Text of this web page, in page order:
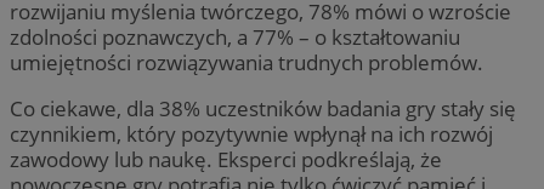
rozwijaniu myślenia twórczego, 78% mówi o wzroście
zdolności poznawczych, a 77% – o kształtowaniu
umiejętności rozwiązywania trudnych problemów.
Co ciekawe, dla 38% uczestników badania gry stały się
czynnikiem, który pozytywnie wpłynął na ich rozwój
zawodowy lub naukę. Eksperci podkreślają, że